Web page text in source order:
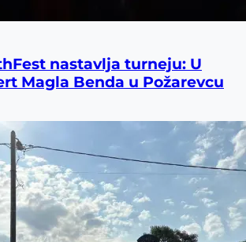
nastavlja turneju: U
Magla Benda u Požarevcu